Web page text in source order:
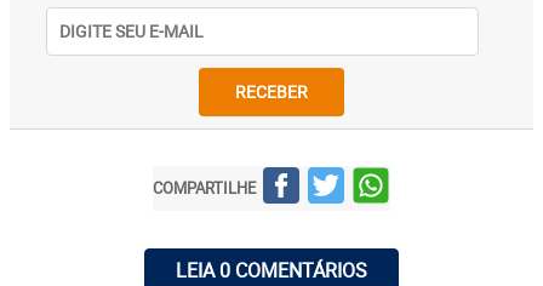
RECEBER
COMPARTILHE
LEIA 0 COMENTÁRIOS